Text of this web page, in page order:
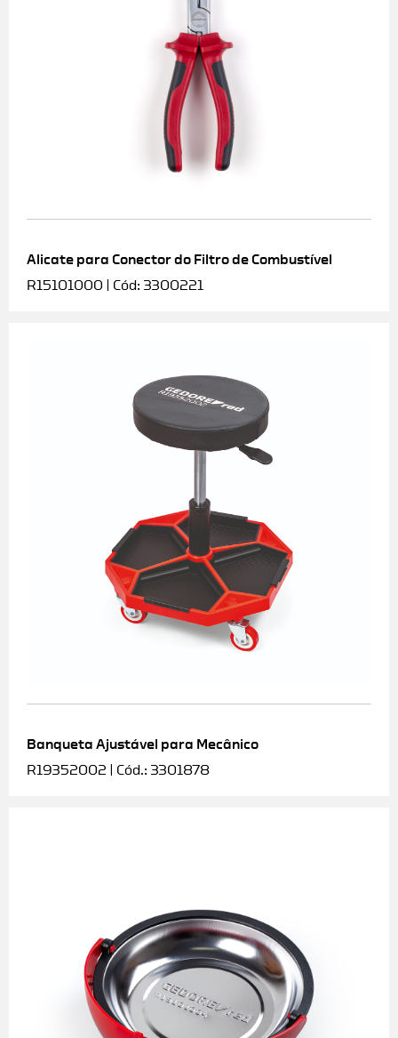
Alicate para Conector do Filtro de Combustível
R15101000 | Cód: 3300221
Banqueta Ajustável para Mecânico
R19352002 | Cód.: 3301878